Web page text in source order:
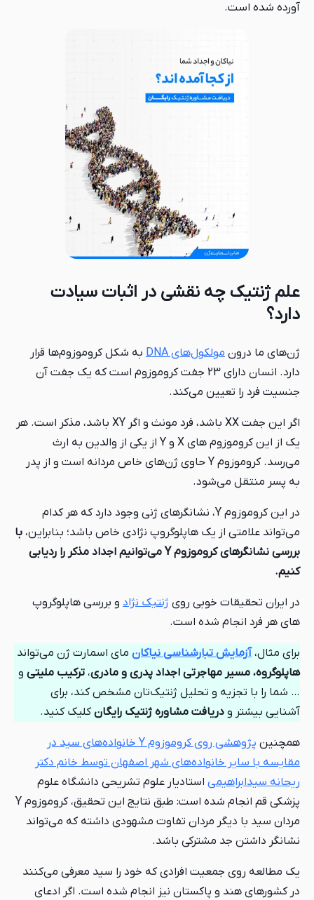
آورده شده است.
علم ژنتیک چه نقشی در اثبات سیادت
دارد؟
ژن‌های ما درون مولکول‌های DNA
به شکل کروموزوم‌ها قرار
دارد. انسان دارای 23 جفت کروموزوم است که یک جفت آن
جنسیت فرد را تعیین می‌کند.
اگر این جفت XX باشد، فرد مونث و اگر XY باشد، مذکر است. هر
یک از این کروموزوم های X و Y از یکی از والدین به ارث
می‌رسد. کروموزوم Y حاوی ژن‌های خاص مردانه است و از پدر
به پسر منتقل می‌شود.
در این کروموزوم Y، نشانگرهای ژنی وجود دارد که هر کدام
می‌تواند علامتی از یک هاپلوگروپ نژادی خاص باشد؛ بنابراین، با
بررسی نشانگرهای کروموزوم Y می‌توانیم اجداد مذکر را ردیابی
کنیم.
در ایران تحقیقات خوبی روی ژنتیک نژاد و بررسی هاپلوگروپ
های هر فرد انجام شده است.
برای مثال،آزمایش تبارشناسی نیاکان مای اسمارت ژن می‌تواند
هاپلوگروه، مسیر مهاجرتی اجداد پدری و مادری، ترکیب ملیتی و
… شما را با تجزیه و تحلیل ژنتیک‌تان مشخص کند، برای
آشنایی بیشتر و دریافت مشاوره ژنتیک رایگانکلیک کنید.
همچنین
پژوهشی روی کروموزوم Y خانواده‌های سید در
مقایسه با سایر خانواده‌های شهر اصفهان توسط خانم دکتر
ریحانه سیدابراهیمی استادیار علوم تشریحی دانشگاه علوم
پزشکی قم انجام شده است: طبق نتایج این تحقیق، کروموزوم Y
مردان سید با دیگر مردان تفاوت مشهودی داشته که می‌تواند
نشانگر داشتن جد مشترکی باشد.
یک مطالعه روی جمعیت افرادی که خود را سید معرفی می‌کنند
در کشورهای هند و پاکستان نیز انجام شده است. اگر ادعای